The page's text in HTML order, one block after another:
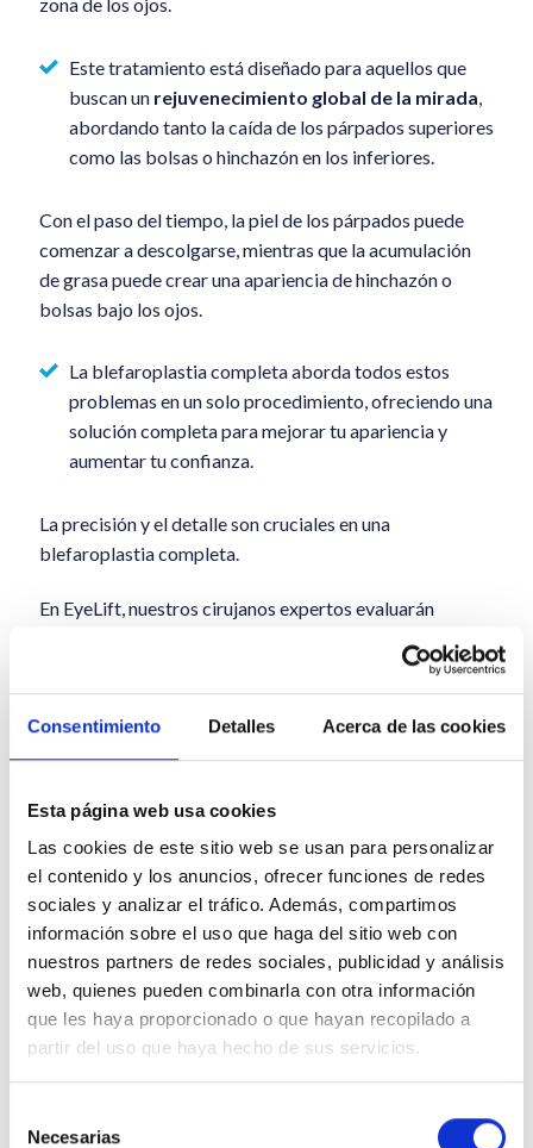
Consentimiento Detalles Acerca de las cookies
Esta página web usa cookies
Las cookies de este sitio web se usan para personalizar
el contenido y los anuncios, ofrecer funciones de redes
sociales y analizar el tráfico. Además, compartimos
información sobre el uso que haga del sitio web con
nuestros partners de redes sociales, publicidad y análisis
web, quienes pueden combinarla con otra información
que les haya proporcionado o que hayan recopilado a
partir del uso que haya hecho de sus servicios.
Necesarias
Este tratamiento está diseñado para aquellos que
buscan un rejuvenecimiento global de la mirada
abordando tanto la caída de los párpados superiores
como las bolsas o hinchazón en los inferiores.
Con el paso del tiempo, la piel de los párpados puede
comenzar a descolgarse, mientras que la acumulación
de grasa puede crear una apariencia de hinchazón o
bolsas bajo los ojos.
La blefaroplastia completa aborda todos estos
problemas en un solo procedimiento, ofreciendo una
solución completa para mejorar tu apariencia y
aumentar tu confianza.
La precisión y el detalle son cruciales en una
blefaroplastia completa.
En EyeLift, nuestros cirujanos expertos evaluarán
naturales y que armonicen tu rostro, manteniendo
siempre la máxima seguridad y el cuidado por tu
apariencia y bienestar.
Solicitar consulta
Tiempo de intervención:El tiempo de
intervención es de 1 hora, aproximadamente,
según el caso del paciente.
Anestesia:
La cirugía se suele realizar con
anestesia local en la zona.